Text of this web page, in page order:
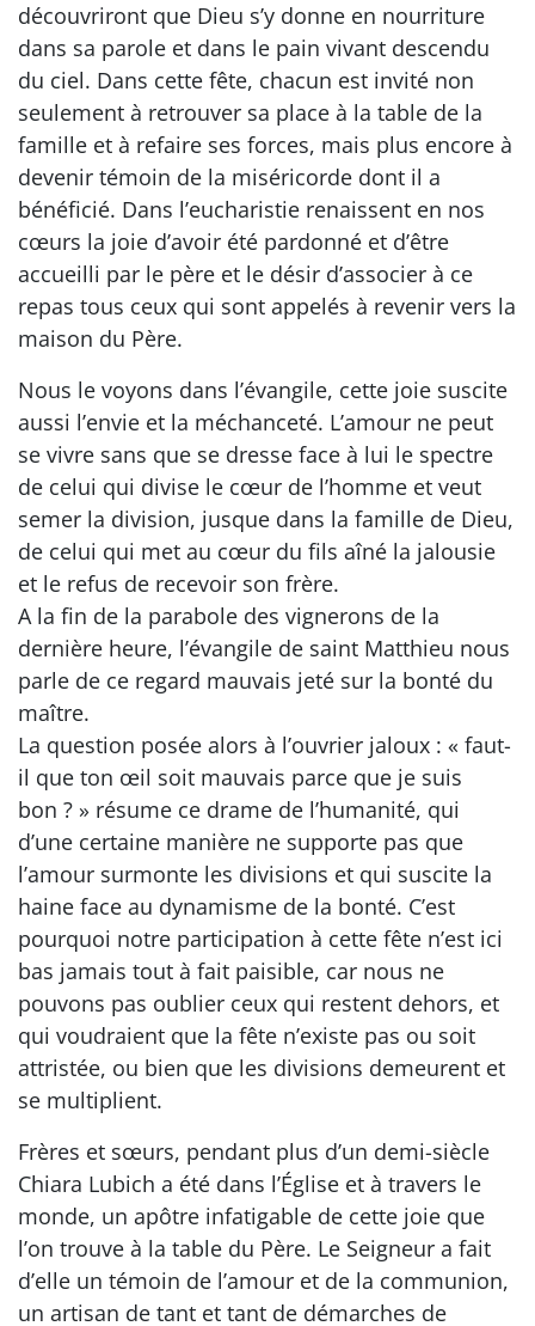
découvriront que Dieu s’y donne en nourriture
dans sa parole et dans le pain vivant descendu
du ciel. Dans cette fête, chacun est invité non
seulement à retrouver sa place à la table de la
famille et à refaire ses forces, mais plus encore à
devenir témoin de la miséricorde dont il a
bénéficié. Dans l’eucharistie renaissent en nos
cœurs la joie d’avoir été pardonné et d’être
accueilli par le père et le désir d’associer à ce
repas tous ceux qui sont appelés à revenir vers la
maison du Père.
Nous le voyons dans l’évangile, cette joie suscite
aussi l’envie et la méchanceté. L’amour ne peut
se vivre sans que se dresse face à lui le spectre
de celui qui divise le cœur de l’homme et veut
semer la division, jusque dans la famille de Dieu,
de celui qui met au cœur du fils aîné la jalousie
et le refus de recevoir son frère.
A la fin de la parabole des vignerons de la
dernière heure, l’évangile de saint Matthieu nous
parle de ce regard mauvais jeté sur la bonté du
maître.
La question posée alors à l’ouvrier jaloux : « faut-
il que ton œil soit mauvais parce que je suis
bon ? » résume ce drame de l’humanité, qui
d’une certaine manière ne supporte pas que
l’amour surmonte les divisions et qui suscite la
haine face au dynamisme de la bonté. C’est
pourquoi notre participation à cette fête n’est ici
bas jamais tout à fait paisible, car nous ne
pouvons pas oublier ceux qui restent dehors, et
qui voudraient que la fête n’existe pas ou soit
attristée, ou bien que les divisions demeurent et
se multiplient.
Frères et sœurs, pendant plus d’un demi-siècle
Chiara Lubich a été dans l’Église et à travers le
monde, un apôtre infatigable de cette joie que
l’on trouve à la table du Père. Le Seigneur a fait
d’elle un témoin de l’amour et de la communion,
un artisan de tant et tant de démarches de